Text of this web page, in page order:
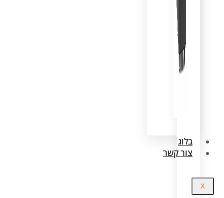
בלוג
צור קשר
X